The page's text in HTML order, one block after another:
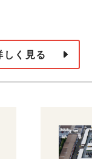
しく見る